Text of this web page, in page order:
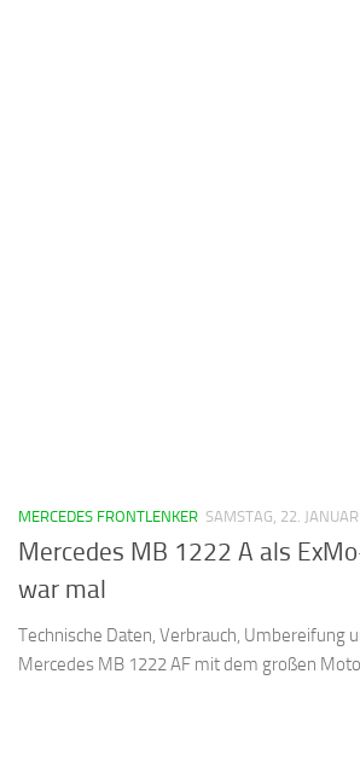
MERCEDES FRONTLENKER SAMSTAG, 22.
Mercedes MB 1222 A als
war mal
Technische Daten, Verbrauch, Umbereifung
Mercedes MB 1222 AF mit dem großen